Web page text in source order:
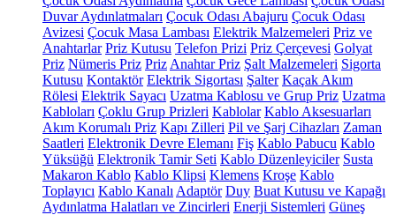
Duvar Aydınlatmaları Çocuk Odası Abajuru Çocuk Odası
Avizesi Çocuk Masa Lambası Elektrik Malzemeleri Priz ve
Anahtarlar Priz Kutusu Telefon Prizi Priz Çerçevesi Golyat
Priz Nümeris Priz Priz Anahtar Priz Şalt Malzemeleri Sigorta
Kutusu Kontaktör Elektrik Sigortası Şalter Kaçak Akım
Rölesi Elektrik Sayacı Uzatma Kablosu ve Grup Priz Uzatma
Kabloları Çoklu Grup Prizleri Kablolar Kablo Aksesuarları
Akım Korumalı Priz Kapı Zilleri Pil ve Şarj Cihazları Zaman
Saatleri Elektronik Devre Elemanı Fiş Kablo Pabucu Kablo
Yüksüğü Elektronik Tamir Seti Kablo Düzenleyiciler Susta
Makaron Kablo Kablo Klipsi Klemens Kroşe Kablo
Toplayıcı Kablo Kanalı Adaptör Duy Buat Kutusu ve Kapağı
Aydınlatma Halatları ve Zincirleri Enerji Sistemleri Güneş